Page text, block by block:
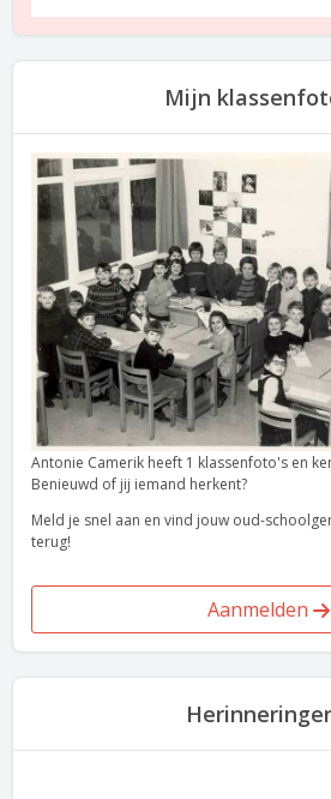
Mijn
Antonie Camerik heeft 1 klassenfoto's en
Benieuwd of jij iemand herkent?
Meld je snel aan en vind jouw oud-
terug!
Aanmelden